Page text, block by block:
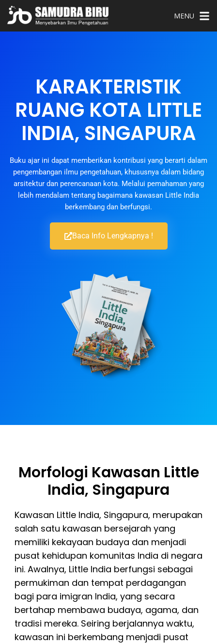
MENU
KARAKTERISTIK
RUANG KOTA LITTLE
INDIA, SINGAPURA
Buku ajar ini dapat memberikan kontribusi yang berarti dalam
pengembangan ilmu pengetahuan, khususnya dalam bidang
arsitektur dan perencanaan kota. Melalui pemahaman yang
lebih mendalam tentang bagaimana kawasan Little India
berkembang dan berfungsi.
Baca Info Lengkapnya !
Morfologi Kawasan Little
India, Singapura
Kawasan Little India, Singapura, merupakan
salah satu kawasan bersejarah yang
memiliki kekayaan budaya dan menjadi
pusat kehidupan komunitas India di negara
ini. Awalnya, Little India berfungsi sebagai
permukiman dan tempat perdagangan
bagi para imigran India, yang secara
bertahap membawa budaya, agama, dan
tradisi mereka. Seiring berjalannya waktu,
kawasan ini berkembang menjadi pusat